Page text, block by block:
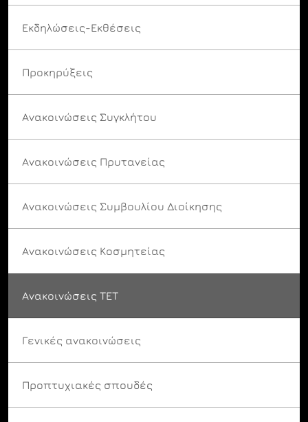
Εκδηλώσεις-Εκθέσεις
Προκηρύξεις
Ανακοινώσεις Συγκλήτου
Ανακοινώσεις Πρυτανείας
Ανακοινώσεις Συμβουλίου Διοίκησης
Ανακοινώσεις Κοσμητείας
Ανακοινώσεις ΤΕΤ
Γενικές ανακοινώσεις
Προπτυχιακές σπουδές